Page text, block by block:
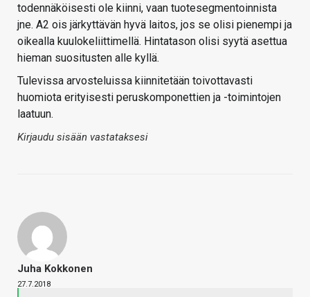
todennäköisesti ole kiinni, vaan tuotesegmentoinnista
jne. A2 ois järkyttävän hyvä laitos, jos se olisi pienempi ja
oikealla kuulokeliittimellä. Hintatason olisi syytä asettua
hieman suositusten alle kyllä.
Tulevissa arvosteluissa kiinnitetään toivottavasti
huomiota erityisesti peruskomponettien ja -toimintojen
laatuun.
Kirjaudu sisään vastataksesi
Juha Kokkonen
27.7.2018